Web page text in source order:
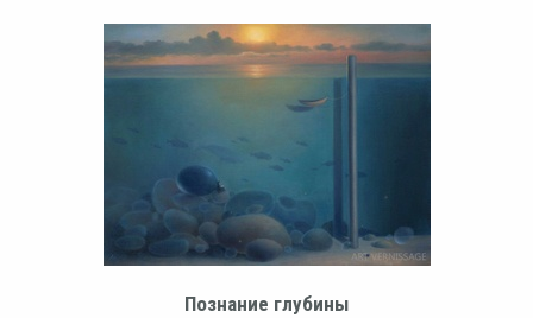
Познание глубины